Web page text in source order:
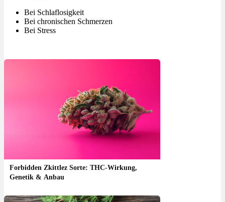
Bei Schlaflosigkeit
Bei chronischen Schmerzen
Bei Stress
Forbidden Zkittlez Sorte: THC-Wirkung,
Genetik & Anbau